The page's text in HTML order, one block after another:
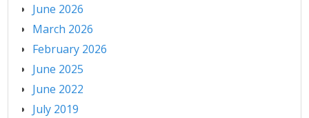
June 2026
March 2026
February 2026
June 2025
June 2022
July 2019